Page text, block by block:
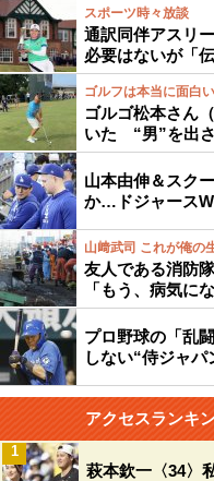
スポーツ時々放談
通訳同伴アスリ
必要はないが「
ゴルフは本当に面白い
ゴルゴ松本さん
いた “男”を出
山本由伸＆スク
か…ドジャース
山﨑武司 これが俺の
友人である消防
「もう、病気に
プロ野球の「乱
しない“侍ジャ
アクセスランキ
萩本欽一〈34〉
1